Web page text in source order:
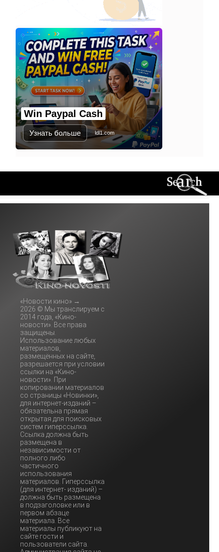
Win Paypal Cash
Узнать больше ldl1.com
«Новости кино» →
2026 © Мы транслируем с
2014 года, «Кино-
новости». Все права
защищены.
Использование любых
материалов,
размещённых на сайте,
разрешается при условии
ссылки на «Кино-
новости». При
копировании материалов
со страницы «Новинки»,
для интернет-изданий –
обязательна прямая
открытая для поисковых
систем гиперссылка.
Ссылка должна быть
размещена в
независимости от
полного либо
частичного
использования
материалов. Гиперссылка
(для интернет- изданий) –
должна быть размещена
в подзаголовке или в
первом абзаце
материала. Все
материалы публикуют на
сайте гости и
пользователи сайта.